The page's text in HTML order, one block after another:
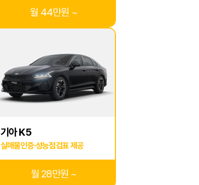
월 44만원 ~
기아 K5
실매물인증·성능점검표 제공
월 28만원 ~